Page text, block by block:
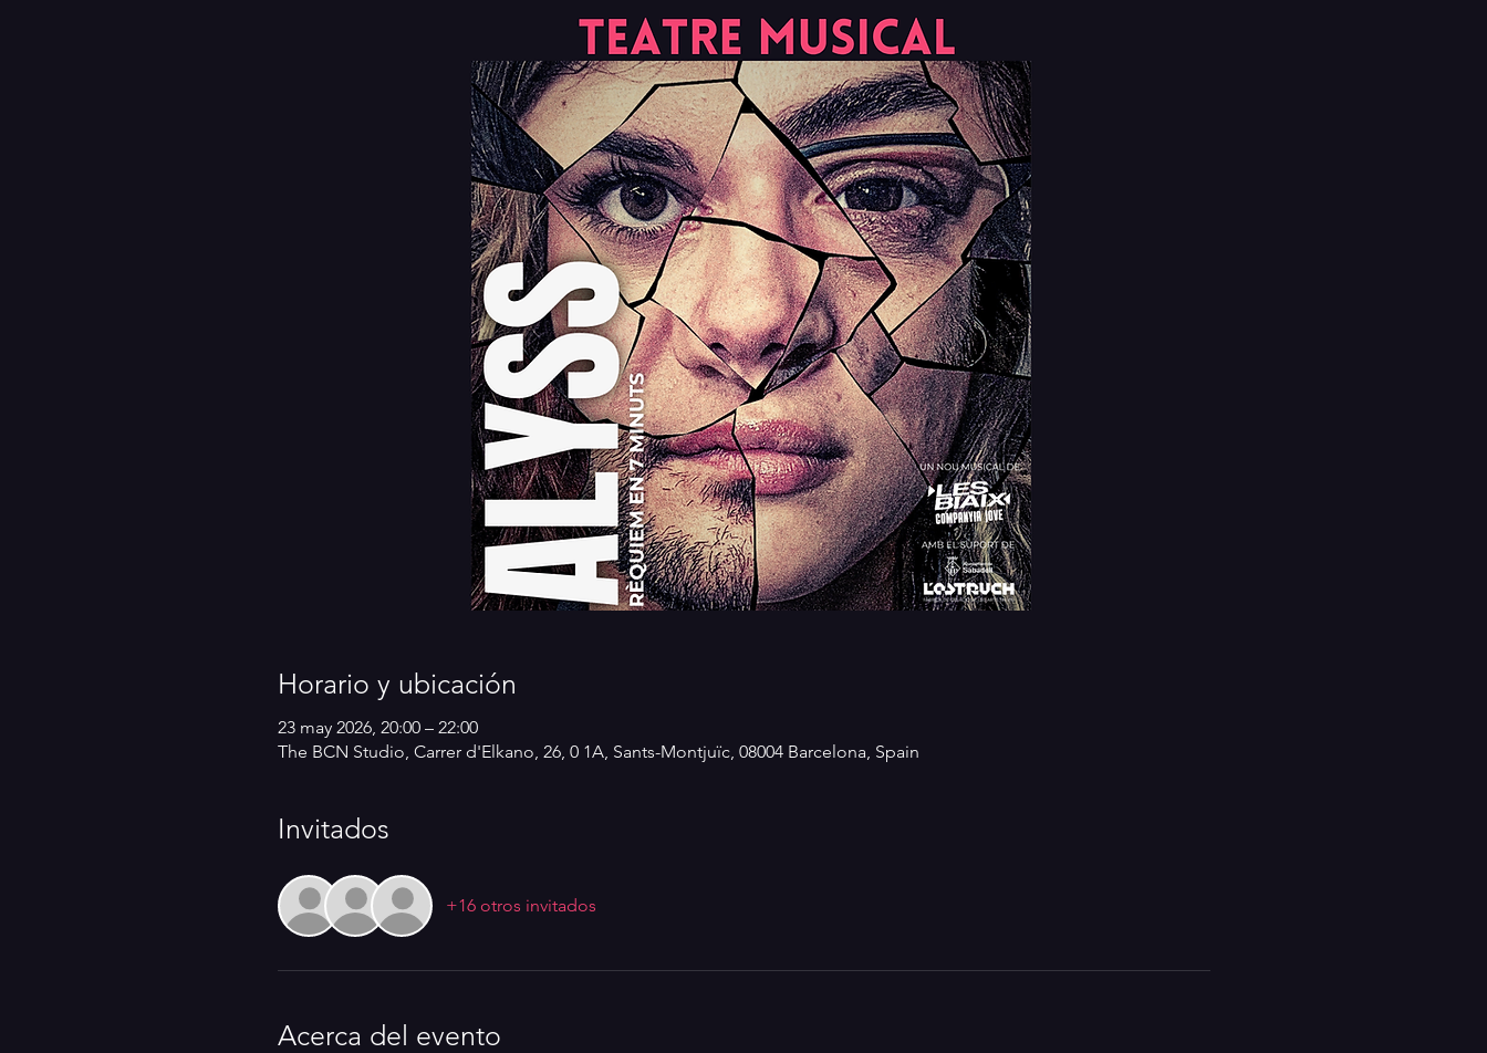
Horario y ubicación
23 may 2026, 20:00 – 22:00
The BCN Studio, Carrer d'Elkano, 26, 0 1A, Sants-Montjuïc, 08004 Barcelona, Spain
Invitados
+16 otros invitados
Acerca del evento